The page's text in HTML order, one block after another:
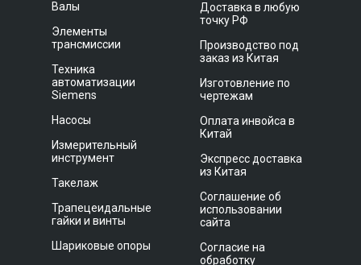
Валы
Элементы
трансмиссии
Техника
автоматизации
Siemens
Насосы
Измерительный
инструмент
Такелаж
Трапецеидальные
гайки и винты
Шариковые опоры
Доставка в любую
точку РФ
Производство под
заказ из Китая
Изготовление по
чертежам
Оплата инвойса в
Китай
Экспресс доставка
из Китая
Соглашение об
использовании
сайта
Согласие на
обработку